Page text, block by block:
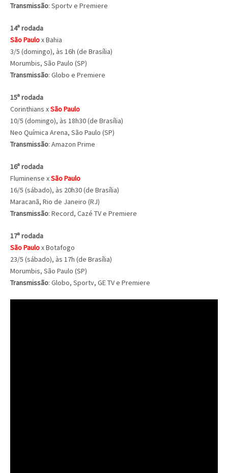
Transmissão: Sportv e Premiere
14ª rodada
São Paulox Bahia
3/5 (domingo), às 16h (de Brasília)
Morumbis, São Paulo (SP)
Transmissão: Globo e Premiere
15ª rodada
Corinthians xSão Paulo
10/5 (domingo), às 18h30 (de Brasília)
Neo Química Arena, São Paulo (SP)
Transmissão: Amazon Prime
16ª rodada
Fluminense xSão Paulo
16/5 (sábado), às 20h30 (de Brasília)
Maracanã, Rio de Janeiro (RJ)
Transmissão: Record, Cazé TV e Premiere
17ª rodada
São Paulox Botafogo
23/5 (sábado), às 17h (de Brasília)
Morumbis, São Paulo (SP)
Transmissão: Globo, Sportv, GE TV e Premiere